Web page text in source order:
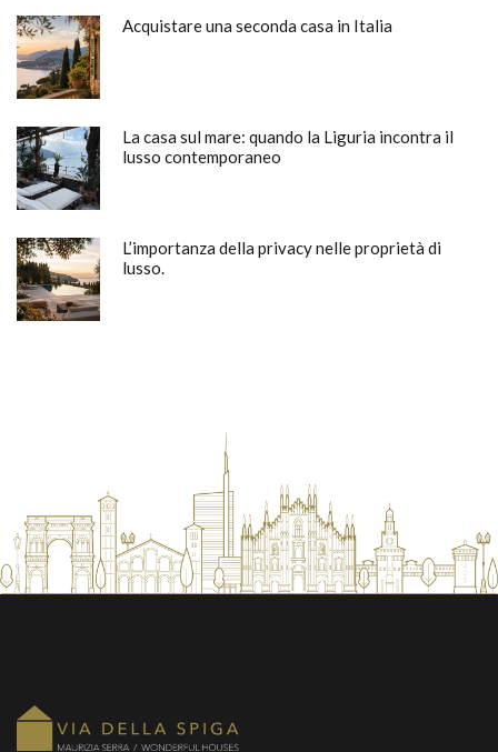
Acquistare una seconda casa in Italia
La casa sul mare: quando la Liguria incontra il
lusso contemporaneo
L’importanza della privacy nelle proprietà di
lusso.